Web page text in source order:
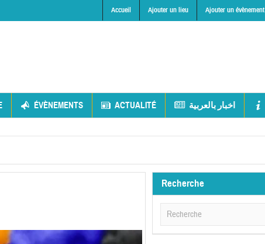
Accueil Ajouter un lieu Ajouter un évènement
ÉVÈNEMENTS ACTUALITÉ اخبار بالعربية
Recherche